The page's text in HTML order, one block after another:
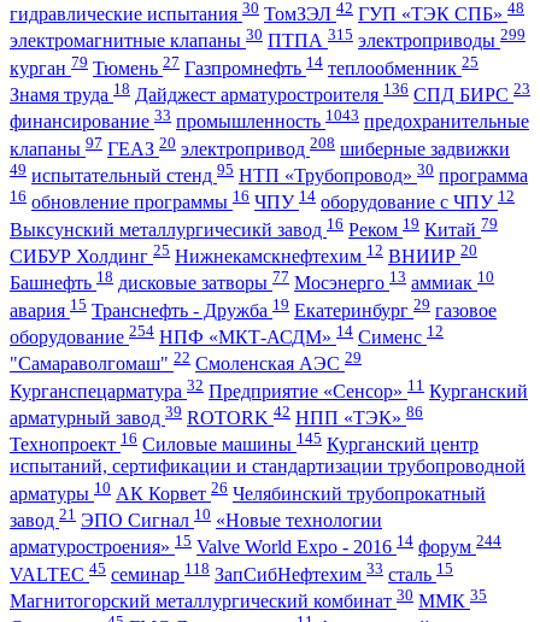
гидравлические испытания 30 ТомЗЭЛ 42 ГУП «ТЭК СПБ» 48
электромагнитные клапаны 30 ПТПА 315 электроприводы 299
курган 79 Тюмень 27 Газпромнефть 14 теплообменник 25
Знамя труда 18 Дайджест арматуростроителя 136 СПД БИРС 23
финансирование 33 промышленность 1043 предохранительные
клапаны 97 ГЕАЗ 20 электропривод 208 шиберные задвижки
49 испытательный стенд 95 НТП «Трубопровод» 30 программа
16 обновление программы 16 ЧПУ 14 оборудование с ЧПУ 12
Выксунский металлургичесикй завод 16 Реком 19 Китай 79
СИБУР Холдинг 25 Нижнекамскнефтехим 12 ВНИИР 20
Башнефть 18 дисковые затворы 77 Мосэнерго 13 аммиак 10
авария 15 Транснефть - Дружба 19 Екатеринбург 29 газовое
оборудование 254 НПФ «МКТ-АСДМ» 14 Сименс 12
"Самараволгомаш" 22 Смоленская АЭС 29
Курганспецарматура 32 Предприятие «Сенсор» 11 Курганский
арматурный завод 39 ROTORK 42 НПП «ТЭК» 86
Технопроект 16 Силовые машины 145 Курганский центр
испытаний, сертификации и стандартизации трубопроводной
арматуры 10 АК Корвет 26 Челябинский трубопрокатный
завод 21 ЭПО Сигнал 10 «Новые технологии
арматуростроения» 15 Valve World Expo - 2016 14 форум 244
VALTEC 45 семинар 118 ЗапСибНефтехим 33 сталь 15
Магнитогорский металлургический комбинат 30 ММК 35